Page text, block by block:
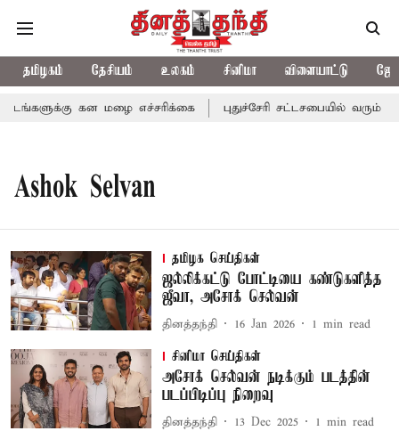
தமிழகம் தேசியம் உலகம் சினிமா விளையாட்டு
கன மழை எச்சரிக்கை புதுச்சேரி சட்டசபையில் வரும்
Ashok Selvan
தமிழக செய்திகள்
ஜல்லிக்கட்டு போட்டியை கண்டுகளித்த
ஜீவா, அசோக் செல்வன்
தினத்தந்தி 16 Jan 2026 1 min read
சினிமா செய்திகள்
அசோக் செல்வன் நடிக்கும் படத்தின்
படப்பிடிப்பு நிறைவு
தினத்தந்தி 13 Dec 2025 1 min read